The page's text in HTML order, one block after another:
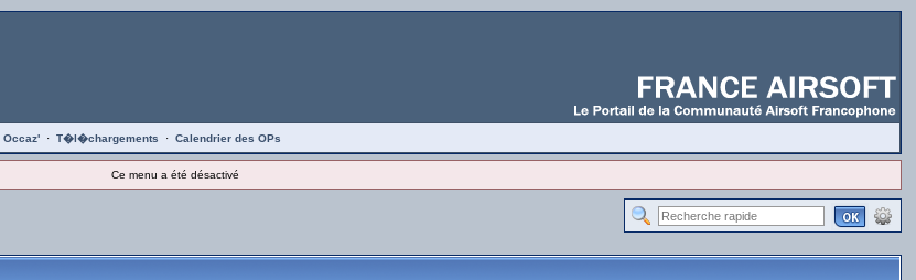
Occaz' · T�l�chargements · Calendrier des OPs
Ce menu a été désactivé